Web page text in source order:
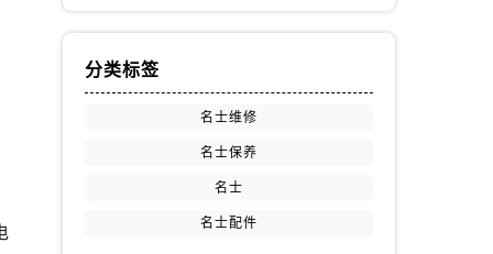
分类标签
名士维修
名士保养
名士
名士配件